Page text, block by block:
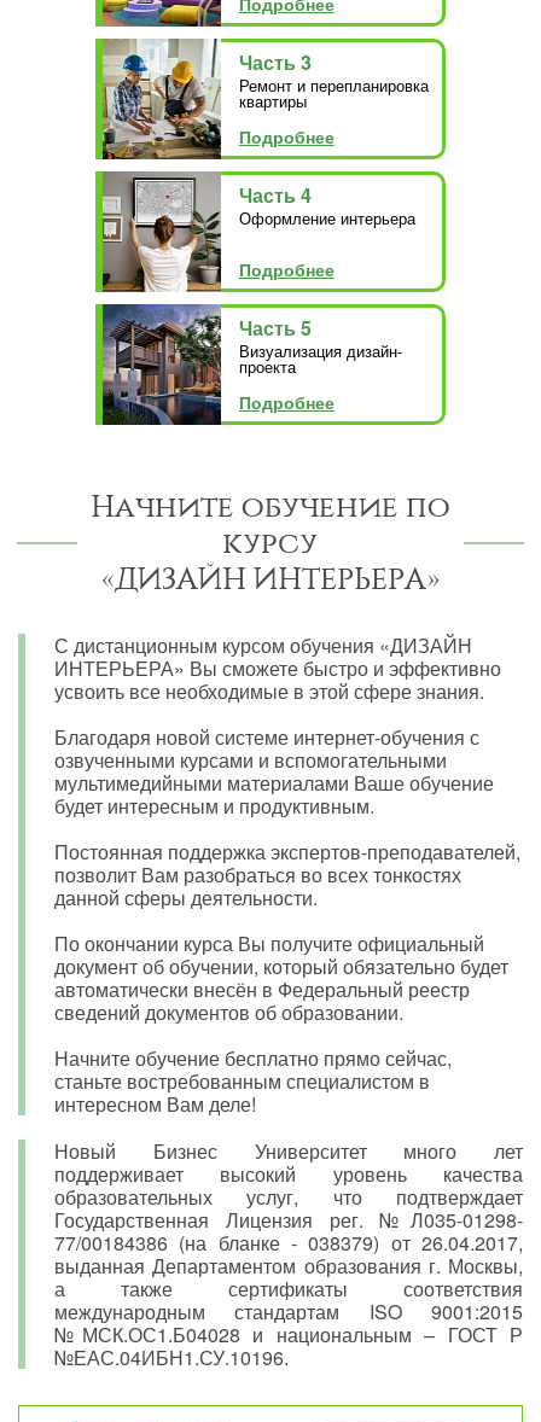
Часть 3
Ремонт и перепланировка
квартиры
Подробнее
Часть 4
Оформление интерьера
Подробнее
Часть 5
Визуализация дизайн-
проекта
Подробнее
Начните обучение по
курсу
«ДИЗАЙН ИНТЕРЬЕРА»
С дистанционным курсом обучения «ДИЗАЙН
ИНТЕРЬЕРА» Вы сможете быстро и эффективно
усвоить все необходимые в этой сфере знания.
Благодаря новой системе интернет-обучения с
озвученными курсами и вспомогательными
мультимедийными материалами Ваше обучение
будет интересным и продуктивным.
Постоянная поддержка экспертов-преподавателей,
позволит Вам разобраться во всех тонкостях
данной сферы деятельности.
По окончании курса Вы получите официальный
документ об обучении, который обязательно будет
автоматически внесён в Федеральный реестр
сведений документов об образовании.
Начните обучение бесплатно прямо сейчас,
станьте востребованным специалистом в
интересном Вам деле!
Новый Бизнес Университет много лет
поддерживает высокий уровень качества
образовательных услуг, что подтверждает
Государственная Лицензия рег. №Л035-01298-
77/00184386 (на бланке - 038379) от 26.04.2017,
выданная Департаментом образования г. Москвы,
а также сертификаты соответствия
международным стандартам ISO 9001:2015
№МСК.ОС1.Б04028 и национальным – ГОСТ Р
№ЕАС.04ИБН1.СУ.10196.